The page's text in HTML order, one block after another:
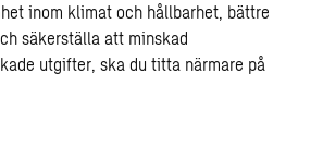
inom klimat och hållbarhet, bättre
säkerställa att minskad
utgifter, ska du titta närmare på